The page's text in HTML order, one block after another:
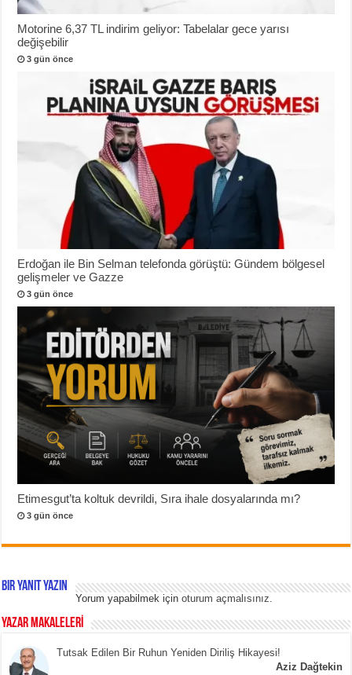
Motorine 6,37 TL indirim geliyor: Tabelalar gece yarısı
değişebilir
3 gün önce
Erdoğan ile Bin Selman telefonda görüştü: Gündem bölgesel
gelişmeler ve Gazze
3 gün önce
Etimesgut’ta koltuk devrildi, Sıra ihale dosyalarında mı?
3 gün önce
Bir yanıt yazın
Yorum yapabilmek içinoturum açmalısınız
YAZAR MAKALELERİ
Tutsak Edilen Bir Ruhun Yeniden Diriliş Hikayesi!
Aziz Dağtekin